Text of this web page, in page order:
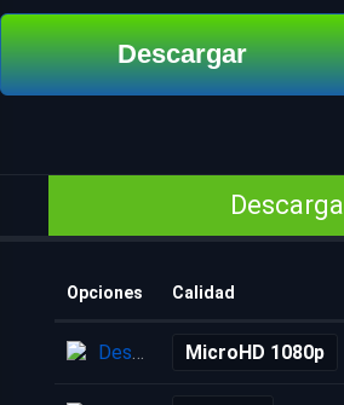
Descargar
Descarga
Opciones Calidad
Descarga MicroHD 1080p